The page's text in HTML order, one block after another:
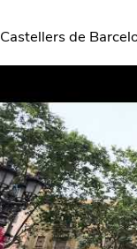
Castellers de